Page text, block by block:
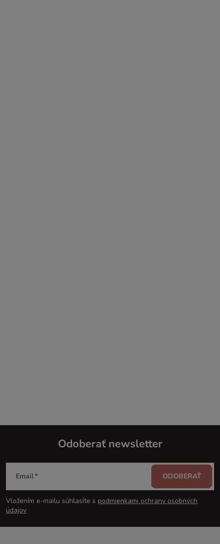
Z
á
p
Odoberať newsletter
Email
Vložením e-mailu súhlasíte s podmienkami ochrany osobných
údajov
ODOBERAŤ